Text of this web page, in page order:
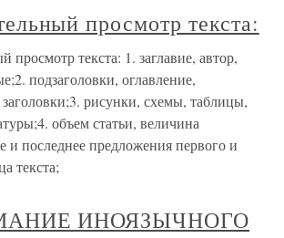
просмотр текста:
просмотр текста: 1. заглавие, автор,
подзаголовки, оглавление,
рисунки, схемы, таблицы,
объем статьи, величина
и последнее предложения первого и
текста;
ИНОЯЗЫЧНОГО